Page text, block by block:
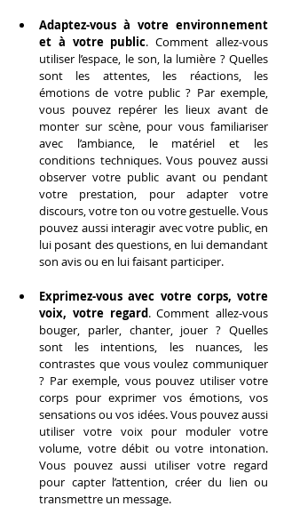
Adaptez-vous à votre environnement
et à votre public. Comment allez-vous
utiliser l’espace, le son, la lumière ? Quelles
sont les attentes, les réactions, les
émotions de votre public ? Par exemple,
vous pouvez repérer les lieux avant de
monter sur scène, pour vous familiariser
avec l’ambiance, le matériel et les
conditions techniques. Vous pouvez aussi
observer votre public avant ou pendant
votre prestation, pour adapter votre
discours, votre ton ou votre gestuelle. Vous
pouvez aussi interagir avec votre public, en
lui posant des questions, en lui demandant
son avis ou en lui faisant participer.
Exprimez-vous avec votre corps, votre
voix, votre regard. Comment allez-vous
bouger, parler, chanter, jouer ? Quelles
sont les intentions, les nuances, les
contrastes que vous voulez communiquer
? Par exemple, vous pouvez utiliser votre
corps pour exprimer vos émotions, vos
sensations ou vos idées. Vous pouvez aussi
utiliser votre voix pour moduler votre
volume, votre débit ou votre intonation.
Vous pouvez aussi utiliser votre regard
pour capter l’attention, créer du lien ou
transmettre un message.